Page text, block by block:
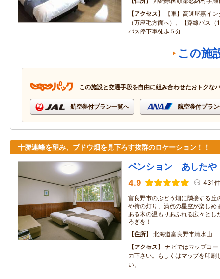
アクセス
【車】高速屋嘉イ
（万座毛方面へ）、【路線バス
バス停下車徒歩５分
この施
この施設と交通手段を自由に組み合わせたおトクな
航空券付プラン一覧へ 航空券付プラ
十勝連峰を望み、ブドウ畑を見下ろす抜群のロケーション！！
ペンション あしたや
4.9 431件
富良野市のぶどう畑に隣接する丘
や街の灯り、満点の星空が楽しめ
ある木の温もりあふれる広々とし
ろぎを！
住所
北海道富良野市清水山
アクセス
ナビではマップコ
力下さい。もしくはマップを印刷
い。